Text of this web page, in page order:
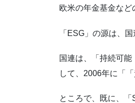
欧米の年金基金など
「ESG」の源は、国
国連は、「持続可
して、2006年に「
ところで、既に、